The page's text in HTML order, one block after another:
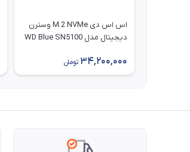
اس اس دی M.2 NVMe وسترن
دیجیتال مدل WD Blue SN5100
34,200,000 تومان